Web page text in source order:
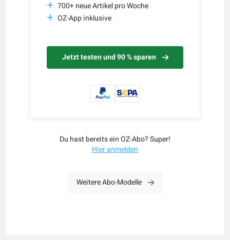
700+ neue Artikel pro Woche
OZ-App inklusive
Jetzt testen und 90 % sparen
Du hast bereits ein OZ-Abo? Super!
Hier anmelden
Weitere Abo-Modelle